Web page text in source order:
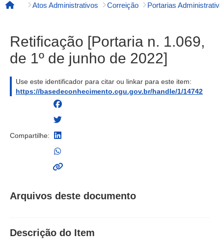
Página inicial
Atos Administrativos Correição
Retificação [Portaria n. 1.069,
de 1º de junho de 2022]
Use este identificador para citar ou linkar para este item:
https://basedeconhecimento.cgu.gov.br/handle/1/14742
Compartilhe:
Arquivos deste documento
Descrição do Item